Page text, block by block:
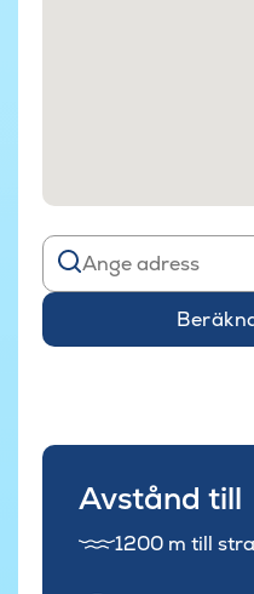
Avstånd till
1200 m till